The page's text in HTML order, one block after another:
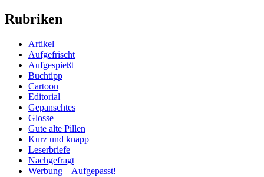
Rubriken
Artikel
Aufgefrischt
Aufgespießt
Buchtipp
Cartoon
Editorial
Gepanschtes
Glosse
Gute alte Pillen
Kurz und knapp
Leserbriefe
Nachgefragt
Werbung – Aufgepasst!